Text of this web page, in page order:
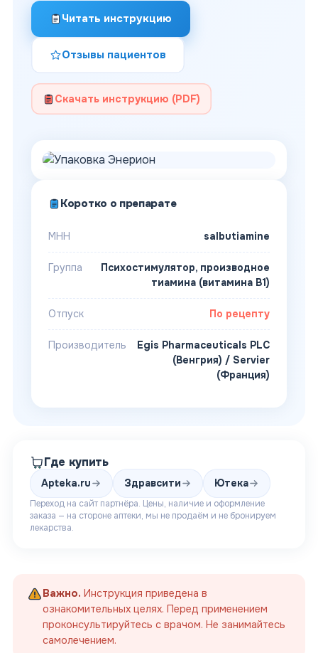
Читать инструкцию
Отзывы пациентов
Скачать инструкцию (PDF)
Коротко о препарате
МНН salbutiamine
Группа
Психостимулятор, производное
тиамина (витамина B1)
Отпуск По рецепту
Производитель
Egis Pharmaceuticals PLC
(Венгрия) / Servier
(Франция)
Где купить
Apteka.ru Здравсити Ютека
Переход на сайт партнёра. Цены, наличие и оформление
заказа — на стороне аптеки, мы не продаём и не бронируем
лекарства.
Важно. Инструкция приведена в
ознакомительных целях. Перед применением
проконсультируйтесь с врачом. Не занимайтесь
самолечением.